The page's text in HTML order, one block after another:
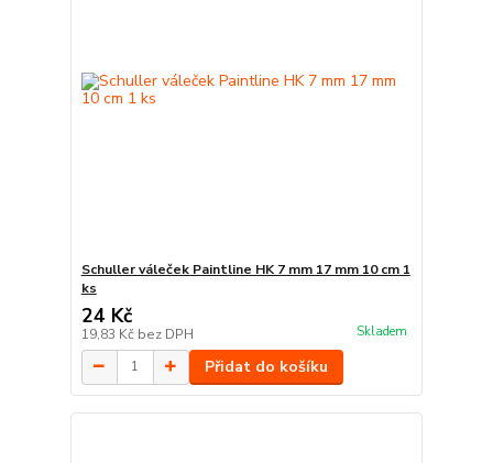
Schuller váleček Paintline HK 7 mm 17 mm 10 cm 1
ks
24 Kč
19,83 Kč bez DPH Skladem
Přidat do košíku